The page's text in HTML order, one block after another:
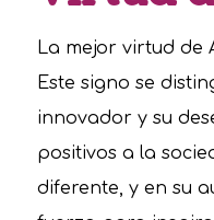
La mejor virtud de
Este signo se
innovador y su
positivos a la
diferente, y en su